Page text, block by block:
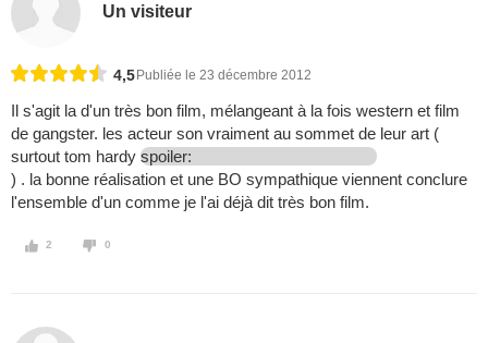
Un visiteur
4,5 Publiée le 23 décembre 2012
Il s'agit la d'un très bon film, mélangeant à la fois western et film
de gangster. les acteur son vraiment au sommet de leur art (
surtout tom hardy spoiler:
) . la bonne réalisation et une BO sympathique viennent conclure
l'ensemble d'un comme je l'ai déjà dit très bon film.
2 0